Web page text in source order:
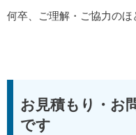
何卒、ご理解・ご協力のほ
お見積もり・お
です